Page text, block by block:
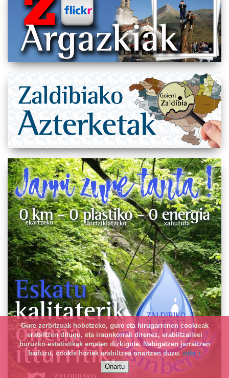
Gure zerbitzuak hobetzeko, gure eta hirugarrenen cookieak
erabiltzen ditugu, eta iraunkorrak direnez, erabiltzaileei
buruzko estatistikak ematen dizkigute. Nabigatzen jarraitzen
baduzu, cookie horiek erabiltzea onartzen duzu. info +